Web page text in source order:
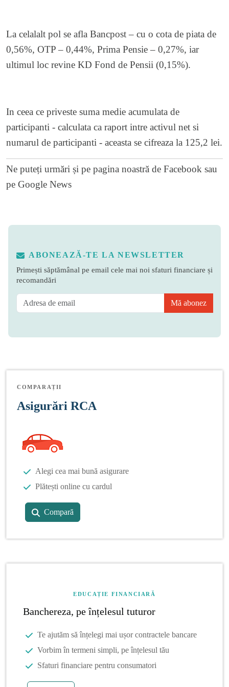
La celalalt pol se afla Bancpost – cu o cota de piata de
0,56%, OTP – 0,44%, Prima Pensie – 0,27%, iar
ultimul loc revine KD Fond de Pensii (0,15%).
In ceea ce priveste suma medie acumulata de
participanti - calculata ca raport intre activul net si
numarul de participanti - aceasta se cifreaza la 125,2 lei.
Ne puteți urmări și pe pagina noastră de Facebook sau
pe Google News
ABONEAZĂ-TE LA NEWSLETTER
Primești săptămânal pe email cele mai noi sfaturi financiare și
recomandări
Mă abonez
COMPARAȚII
Asigurări RCA
Alegi cea mai bună asigurare
Plătești online cu cardul
Compară
EDUCAȚIE FINANCIARĂ
Banchereza, pe înțelesul tuturor
Te ajutăm să înțelegi mai ușor contractele bancare
Vorbim în termeni simpli, pe înțelesul tău
Sfaturi financiare pentru consumatori